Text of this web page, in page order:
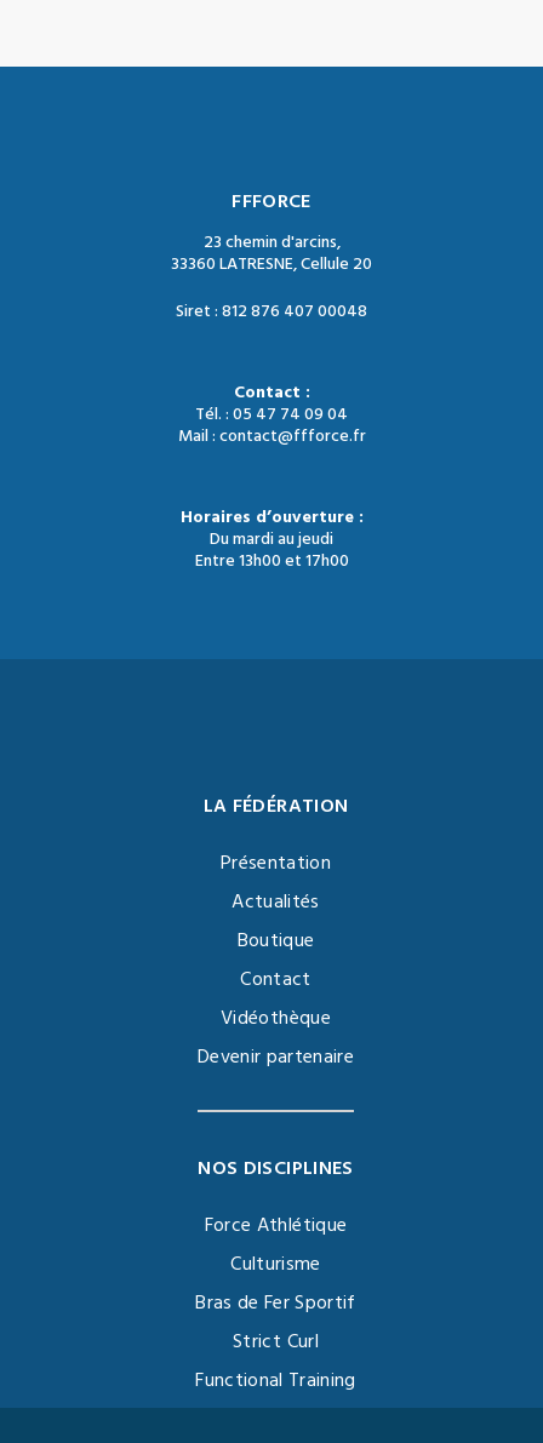
FFFORCE
23 chemin d'arcins,
33360 LATRESNE, Cellule 20
Siret : 812 876 407 00048
Contact :
Tél. : 05 47 74 09 04
Mail : contact@ffforce.fr
Horaires d’ouverture :
Du mardi au jeudi
Entre 13h00 et 17h00
LA FÉDÉRATION
Présentation
Actualités
Boutique
Contact
Vidéothèque
Devenir partenaire
NOS DISCIPLINES
Force Athlétique
Culturisme
Bras de Fer Sportif
Strict Curl
Functional Training